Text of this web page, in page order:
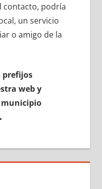
contacto, podría
un servicio
ο amigo dе la
prefijos
web у
municipio